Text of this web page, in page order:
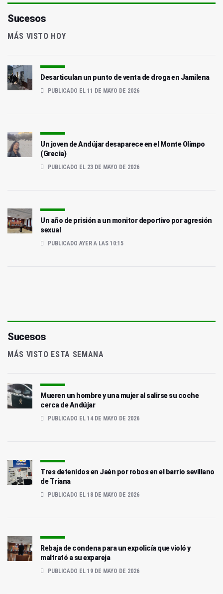
Sucesos
MÁS VISTO HOY
Desarticulan un punto de venta de droga en Jamilena
PUBLICADO EL 11 DE MAYO DE 2026
Un joven de Andújar desaparece en el Monte Olimpo
(Grecia)
PUBLICADO EL 23 DE MAYO DE 2026
Un año de prisión a un monitor deportivo por agresión
sexual
PUBLICADO AYER A LAS 10:15
Sucesos
MÁS VISTO ESTA SEMANA
Mueren un hombre y una mujer al salirse su coche
cerca de Andújar
PUBLICADO EL 14 DE MAYO DE 2026
Tres detenidos en Jaén por robos en el barrio sevillano
de Triana
PUBLICADO EL 18 DE MAYO DE 2026
Rebaja de condena para un expolicía que violó y
maltrató a su expareja
PUBLICADO EL 19 DE MAYO DE 2026